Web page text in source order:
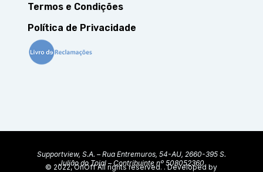
Termos e Condições
Política de Privacidade
Supportview, S.A. – Rua Entremuros, 54-AU, 2660-395 S.
Julião do Tojal – Contribuinte nº 508052360
© 2022, OnOff All rights reserved. . Developed by